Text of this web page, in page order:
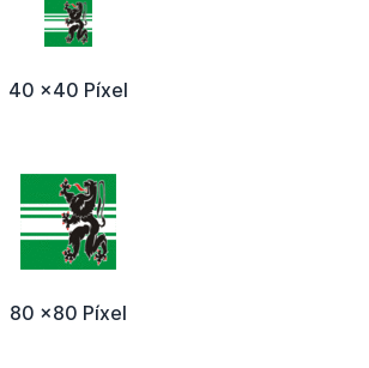
40 x40 Píxel
80 x80 Píxel